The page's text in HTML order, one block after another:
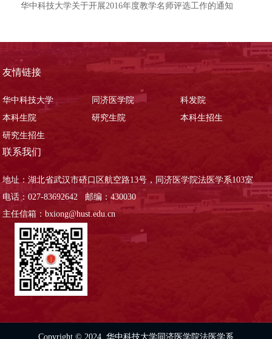
华中科技大学关于开展2016年度教学名师评选工作的通知
友情链接
华中科技大学 同济医学院
科发院
本科生院
研究生院
本科生招生
研究生招生
联系我们
地址：湖北省武汉市硚口区航空路13号，同济医学院法医学系103室
电话：027-83692642 邮编：430030
主任信箱：bxiong@hust.edu.cn
Copyright © 2024 华中科技大学同济医学院法医学系